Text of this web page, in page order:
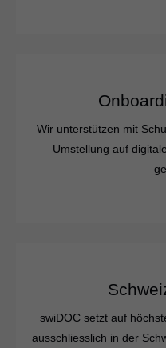
Wir unterstützen mit
Umstellung auf
swiDOC setzt auf
ausschliesslich in der